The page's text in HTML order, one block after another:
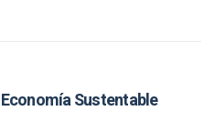
Sustentable